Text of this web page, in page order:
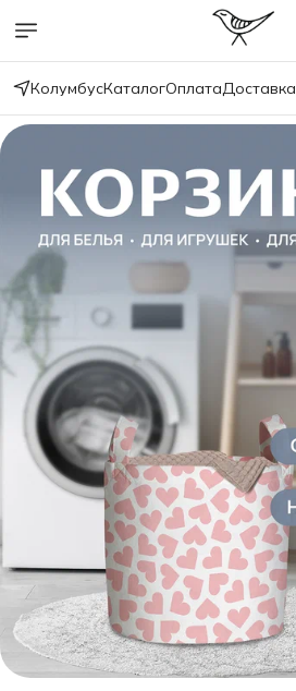
КолумбусКаталогОплатаДоставка